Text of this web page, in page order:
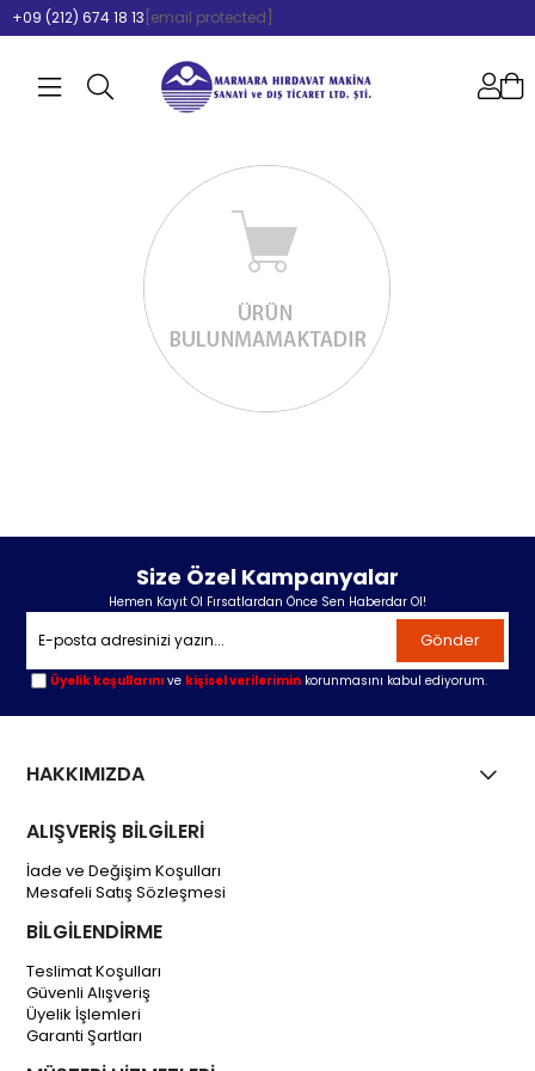
+09 (212) 674 18 13 [email protected]
Size Özel Kampanyalar
Hemen Kayıt Ol Fırsatlardan Önce Sen Haberdar Ol!
Gönder
Üyelik koşullarını ve kişisel verilerimin korunmasını kabul ediyorum.
HAKKIMIZDA
ALIŞVERİŞ BİLGİLERİ
İade ve Değişim Koşulları
Mesafeli Satış Sözleşmesi
BİLGİLENDİRME
Teslimat Koşulları
Güvenli Alışveriş
Üyelik İşlemleri
Garanti Şartları